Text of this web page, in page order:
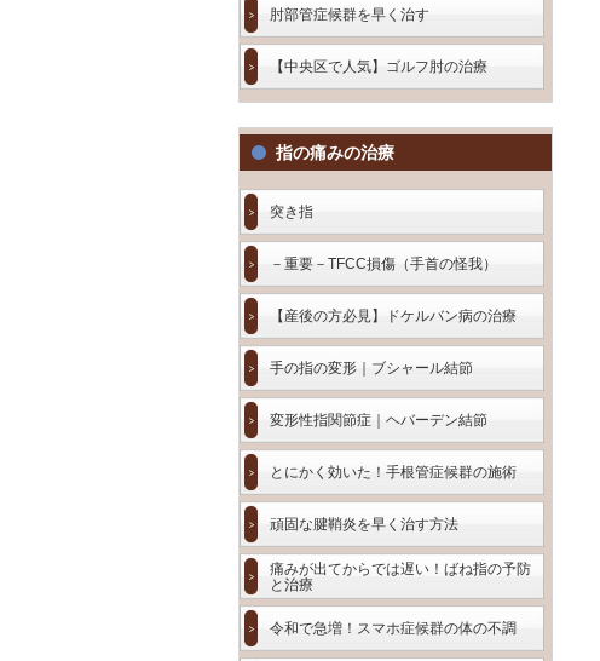
肘部管症候群を早く治す
【中央区で人気】ゴルフ肘の治療
指の痛みの治療
突き指
－重要－TFCC損傷（手首の怪我）
【産後の方必見】ドケルバン病の治療
手の指の変形｜ブシャール結節
変形性指関節症｜ヘバーデン結節
とにかく効いた！手根管症候群の施術
頑固な腱鞘炎を早く治す方法
痛みが出てからでは遅い！ばね指の予防
と治療
令和で急増！スマホ症候群の体の不調